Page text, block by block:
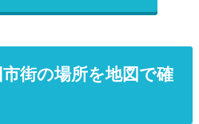
街の場所を地図で確